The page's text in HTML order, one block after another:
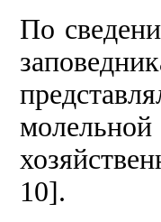
По
10].